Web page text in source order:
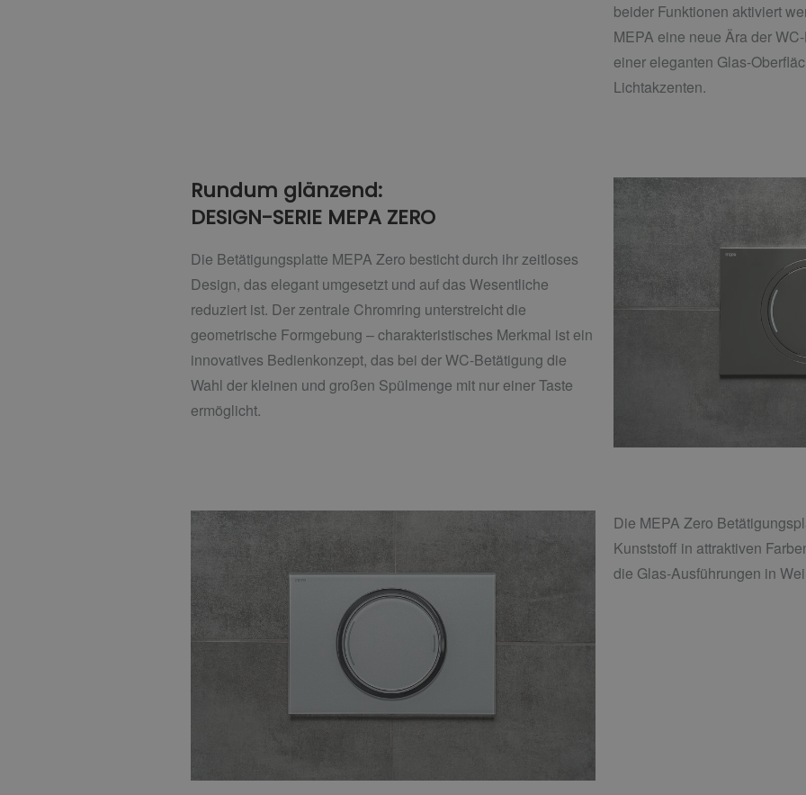
beider Funktionen aktiviert
MEPA eine neue Ära der
einer eleganten Glas-
Lichtakzenten.
Rundum glänzend:
DESIGN-SERIE MEPA ZERO
Die Betätigungsplatte MEPA Zero besticht durch ihr zeitloses
Design, das elegant umgesetzt und auf das Wesentliche
reduziert ist. Der zentrale Chromring unterstreicht die
geometrische Formgebung – charakteristisches Merkmal ist ein
innovatives Bedienkonzept, das bei der WC-Betätigung die
Wahl der kleinen und großen Spülmenge mit nur einer Taste
ermöglicht.
Die MEPA Zero
Kunststoff in attraktiven
die Glas-Ausführungen in